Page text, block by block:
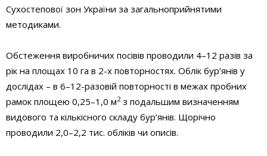
Сухостепової зон України за загальноприйнятими
методиками.
Обстеження виробничих посівів проводили 4–12 разів за
рік на площах 10 га в 2-х повторностях. Облік бур’янів у
дослідах – в 6–12-разовій повторності в межах пробних
рамок площею 0,25–1,0 м2з подальшим визначенням
видового та кількісного складу бур’янів. Щорічно
проводили 2,0–2,2 тис. обліків чи описів.